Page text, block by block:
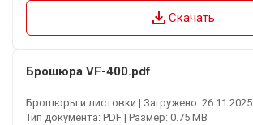
file_download Скачать
Брошюра VF-400.pdf
Брошюры и листовки | Загружено: 26.11.2025
Тип документа: PDF | Размер: 0.75 MB